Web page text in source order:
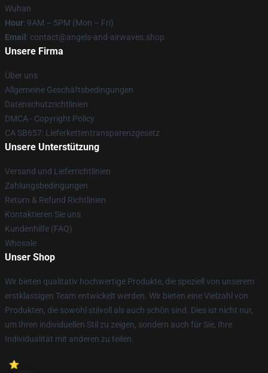
Wuhan
Hour: 9AM – 5PM (Mon – Fri)
Email : contact@angels-and-airwaves.shop
Unsere Firma
Über uns
Allgemeine Geschäftsbedingungen
Datenschutzrichtlinien
DMCA - Copyright Policy
CA SB657: Lieferkettentransparenzgesetz
Unsere Unterstützung
Versand und Lieferrichtlinien
Zahlungsbedingungen
Return & Refund Richtlinien
Kontaktieren Sie uns
Kundenhilfe (FAQ)
Whosale
Unser Shop
Wir bieten qualitativ hochwertige Produkte, die speziell von unserem
erstklassigen Team entwickelt werden. Wir bieten eine Vielzahl von
Produkten, die sowohl stilvoll als auch schön sind. Dies ist nicht nur,
um Ihren individuellen Stil zu zeigen, sondern auch für Sie, Ihre
Individualität mit anderen zu teilen.